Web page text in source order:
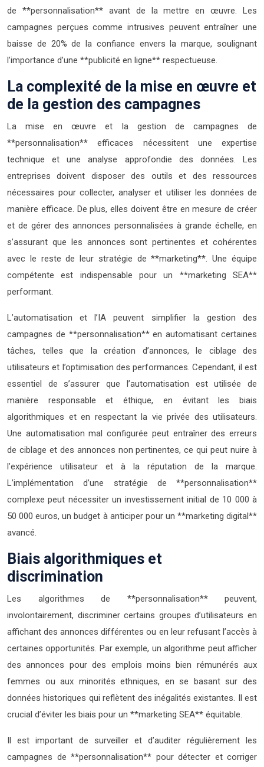
de **personnalisation** avant de la mettre en œuvre. Les
campagnes perçues comme intrusives peuvent entraîner une
baisse de 20% de la confiance envers la marque, soulignant
l’importance d’une **publicité en ligne** respectueuse.
La complexité de la mise en œuvre et
de la gestion des campagnes
La mise en œuvre et la gestion de campagnes de
**personnalisation** efficaces nécessitent une expertise
technique et une analyse approfondie des données. Les
entreprises doivent disposer des outils et des ressources
nécessaires pour collecter, analyser et utiliser les données de
manière efficace. De plus, elles doivent être en mesure de créer
et de gérer des annonces personnalisées à grande échelle, en
s’assurant que les annonces sont pertinentes et cohérentes
avec le reste de leur stratégie de **marketing**. Une équipe
compétente est indispensable pour un **marketing SEA**
performant.
L’automatisation et l’IA peuvent simplifier la gestion des
campagnes de **personnalisation** en automatisant certaines
tâches, telles que la création d’annonces, le ciblage des
utilisateurs et l’optimisation des performances. Cependant, il est
essentiel de s’assurer que l’automatisation est utilisée de
manière responsable et éthique, en évitant les biais
algorithmiques et en respectant la vie privée des utilisateurs.
Une automatisation mal configurée peut entraîner des erreurs
de ciblage et des annonces non pertinentes, ce qui peut nuire à
l’expérience utilisateur et à la réputation de la marque.
L’implémentation d’une stratégie de **personnalisation**
complexe peut nécessiter un investissement initial de 10 000 à
50 000 euros, un budget à anticiper pour un **marketing digital**
avancé.
Biais algorithmiques et
discrimination
Les algorithmes de **personnalisation** peuvent,
involontairement, discriminer certains groupes d’utilisateurs en
affichant des annonces différentes ou en leur refusant l’accès à
certaines opportunités. Par exemple, un algorithme peut afficher
des annonces pour des emplois moins bien rémunérés aux
femmes ou aux minorités ethniques, en se basant sur des
données historiques qui reflètent des inégalités existantes. Il est
crucial d’éviter les biais pour un **marketing SEA** équitable.
Il est important de surveiller et d’auditer régulièrement les
campagnes de **personnalisation** pour détecter et corriger